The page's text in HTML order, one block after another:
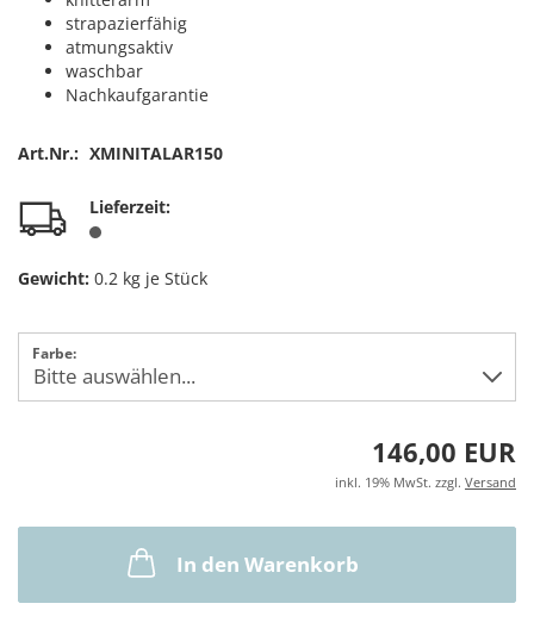
strapazierfähig
atmungsaktiv
waschbar
Nachkaufgarantie
Art.Nr.: XMINITALAR150
Lieferzeit:
Gewicht: 0.2 kg je Stück
Farbe:
146,00 EUR
inkl. 19% MwSt. zzgl. Versand
In den Warenkorb